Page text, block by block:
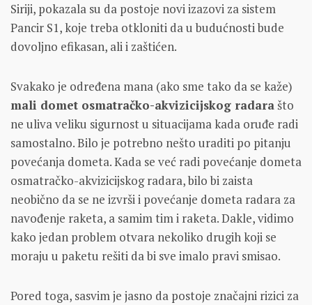
Siriji, pokazala su da postoje novi izazovi za sistem
Pancir S1, koje treba otkloniti da u budućnosti bude
dovoljno efikasan, ali i zaštićen.
Svakako je određena mana (ako sme tako da se kaže)
mali domet osmatračko-akvizicijskog radarašto
ne uliva veliku sigurnost u situacijama kada oruđe radi
samostalno. Bilo je potrebno nešto uraditi po pitanju
povećanja dometa. Kada se već radi povećanje dometa
osmatračko-akvizicijskog radara, bilo bi zaista
neobično da se ne izvrši i povećanje dometa radara za
navođenje raketa, a samim tim i raketa. Dakle, vidimo
kako jedan problem otvara nekoliko drugih koji se
moraju u paketu rešiti da bi sve imalo pravi smisao.
Pored toga, sasvim je jasno da postoje značajni rizici za